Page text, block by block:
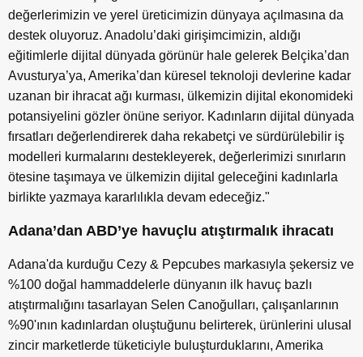
değerlerimizin ve yerel üreticimizin dünyaya açılmasına da
destek oluyoruz. Anadolu’daki girişimcimizin, aldığı
eğitimlerle dijital dünyada görünür hale gelerek Belçika’dan
Avusturya’ya, Amerika’dan küresel teknoloji devlerine kadar
uzanan bir ihracat ağı kurması, ülkemizin dijital ekonomideki
potansiyelini gözler önüne seriyor. Kadınların dijital dünyada
fırsatları değerlendirerek daha rekabetçi ve sürdürülebilir iş
modelleri kurmalarını destekleyerek, değerlerimizi sınırların
ötesine taşımaya ve ülkemizin dijital geleceğini kadınlarla
birlikte yazmaya kararlılıkla devam edeceğiz."
Adana’dan ABD’ye havuçlu atıştırmalık ihracatı
Adana'da kurduğu Cezy & Pepcubes markasıyla şekersiz ve
%100 doğal hammaddelerle dünyanın ilk havuç bazlı
atıştırmalığını tasarlayan Selen Canoğulları, çalışanlarının
%90'ının kadınlardan oluştuğunu belirterek, ürünlerini ulusal
zincir marketlerde tüketiciyle buluşturduklarını, Amerika